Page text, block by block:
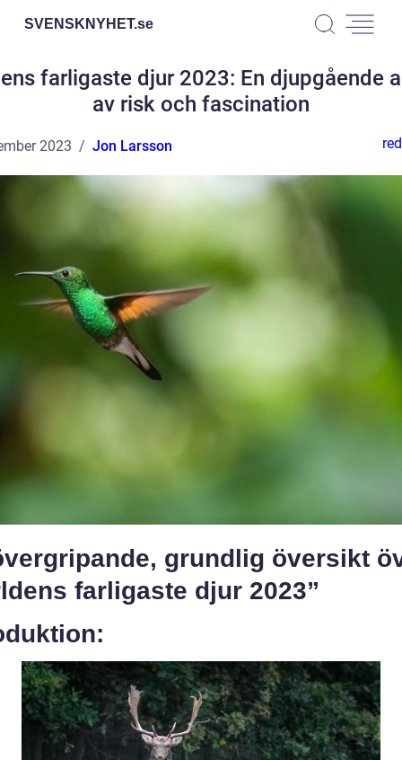
SVENSKNYHET.se
farligaste djur 2023: En djupgående
av risk och fascination
2023 Jon Larsson
grundlig översikt
farligaste djur 2023”